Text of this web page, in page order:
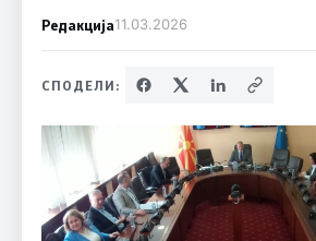
Редакција11.03.2026
СПОДЕЛИ: